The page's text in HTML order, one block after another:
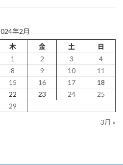
年2月
木 金 土
日
1
2 3
4
8 9 10
11
15 16 17
18
22 23 24
25
29
3月 »